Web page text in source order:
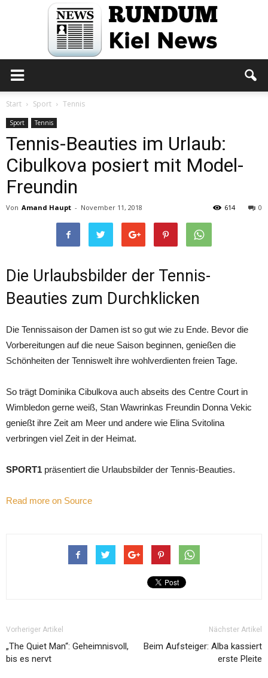
Kiel
Start Sport Tennis
Sport Tennis
Tennis-Beauties im Urlaub:
Cibulkova posiert mit Model-
Freundin
Von Amand Haupt - November 11, 2018 0
614
Die Urlaubsbilder der Tennis-
Beauties zum Durchklicken
Die Tennissaison der Damen ist so gut wie zu Ende. Bevor die
Vorbereitungen auf die neue Saison beginnen, genießen die
Schönheiten der Tenniswelt ihre wohlverdienten freien Tage.
So trägt Dominika Cibulkova auch abseits des Centre Court in
Wimbledon gerne weiß, Stan Wawrinkas Freundin Donna Vekic
genießt ihre Zeit am Meer und andere wie Elina Svitolina
verbringen viel Zeit in der Heimat.
SPORT1 präsentiert die Urlaubsbilder der Tennis-Beauties.
Read more on Source
Vorheriger Artikel
„The Quiet Man“: Geheimnisvoll,
bis es nervt
Nächster Artikel
Beim Aufsteiger: Alba kassiert
erste Pleite